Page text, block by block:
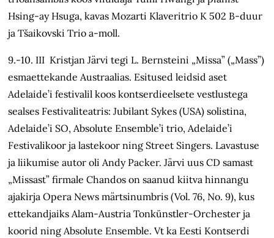
Hsing-ay Hsuga, kavas Mozarti Klaveritrio K 502 B-duur
ja Tšaikovski Trio a-moll.
9.-10. III Kristjan Järvi tegi L. Bernsteini „Missa” („Mass”)
esmaettekande Austraalias. Esitused leidsid aset
Adelaide’i festivalil koos kontserdieelsete vestlustega
sealses Festivaliteatris: Jubilant Sykes (USA) solistina,
Adelaide’i SO, Absolute Ensemble’i trio, Adelaide’i
Festivalikoor ja lastekoor ning Street Singers. Lavastuse
ja liikumise autor oli Andy Packer. Järvi uus CD samast
„Missast” firmale Chandos on saanud kiitva hinnangu
ajakirja Opera News märtsinumbris (Vol. 76, No. 9), kus
ettekandjaiks Alam-Austria Tonkünstler-Orchester ja
koorid ning Absolute Ensemble. Vt ka Eesti Kontserdi